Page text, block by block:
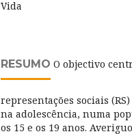
Vida
RESUMO O objectivo
representações sociais
na adolescência, numa
os 15 e os 19 anos.